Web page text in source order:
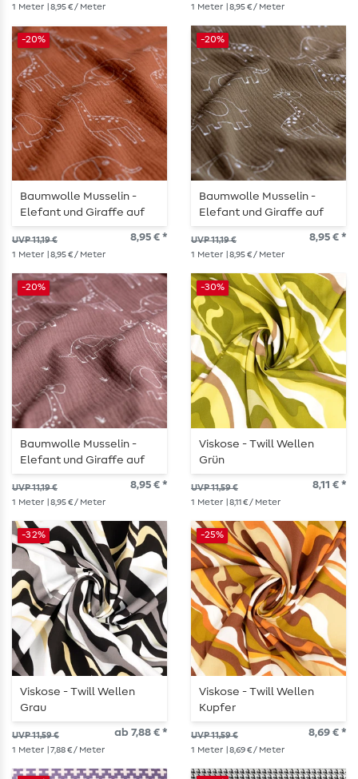
1 Meter | 8,95 € / Meter 1 Meter | 8,95 € / Meter
-20%
Baumwolle Musselin -
Elefant und Giraffe auf
Rosenholz
UVP 11,19 € 8,95 € *
1 Meter | 8,95 € / Meter
-20%
Baumwolle Musselin -
Elefant und Giraffe auf
Taupe
UVP 11,19 € 8,95 € *
1 Meter | 8,95 € / Meter
-20%
Baumwolle Musselin -
Elefant und Giraffe auf
Mauve
UVP 11,19 € 8,95 € *
1 Meter | 8,95 € / Meter
-30%
Viskose - Twill Wellen
Grün
UVP 11,59 € 8,11 € *
1 Meter | 8,11 € / Meter
-32%
Viskose - Twill Wellen
Grau
UVP 11,59 € ab 7,88 € *
1 Meter | 7,88 € / Meter
-25%
Viskose - Twill Wellen
Kupfer
UVP 11,59 € 8,69 € *
1 Meter | 8,69 € / Meter